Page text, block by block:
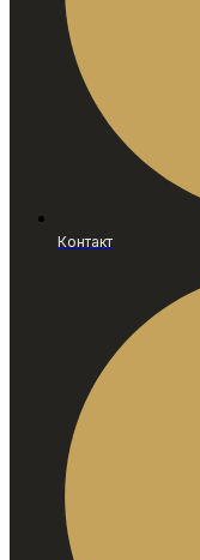
Контакт